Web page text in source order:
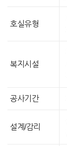
호실유형
복지시설
공사기간
설계/감리